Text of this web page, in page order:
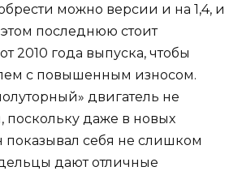
можно версии и на 1,4, и
этом последнюю стоит
2010 года выпуска, чтобы
с повышенным износом.
двигатель не
поскольку даже в новых
показывал себя не слишком
дают отличные